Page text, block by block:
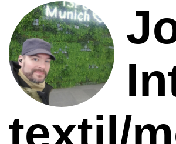
textil/